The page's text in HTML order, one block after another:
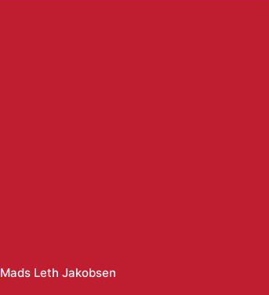
Mads Leth Jakobsen